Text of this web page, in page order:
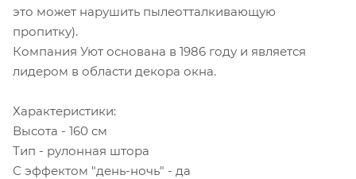
это может нарушить пылеотталкивающую
пропитку).
Компания Уют основана в 1986 году и является
лидером в области декора окна.
Характеристики:
Высота - 160 см
Тип - рулонная штора
С эффектом "день-ночь" - да